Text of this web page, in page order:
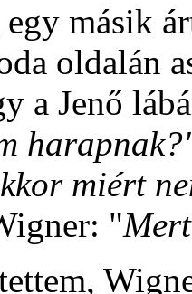
másik
oldalán
a Jenő
miért
"